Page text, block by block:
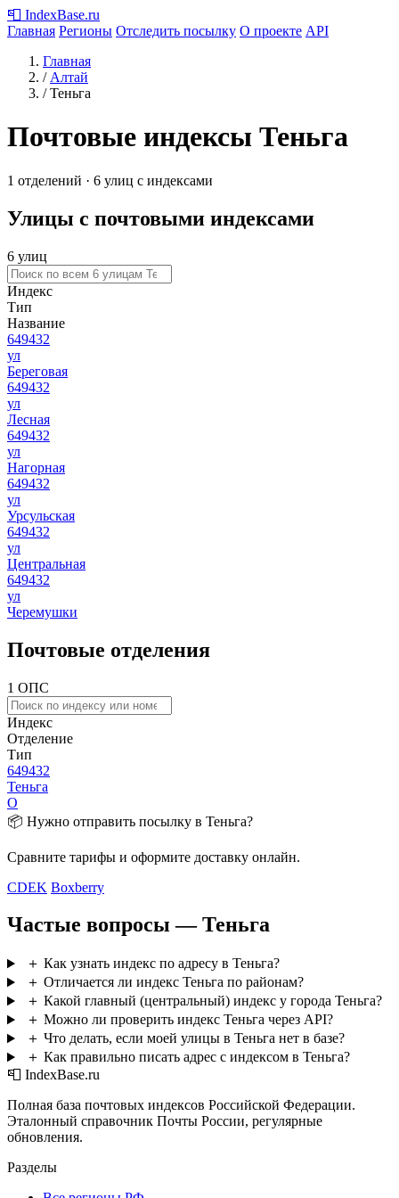
📮 IndexBase.ru
Главная Регионы Отследить посылку О проекте API
Главная
/ Алтай
/ Теньга
Почтовые индексы Теньга
1 отделений · 6 улиц с индексами
Улицы с почтовыми индексами
6 улиц
Индекс
Тип
Название
649432
ул
Береговая
649432
ул
Лесная
649432
ул
Нагорная
649432
ул
Урсульская
649432
ул
Центральная
649432
ул
Черемушки
Почтовые отделения
1 ОПС
Индекс
Отделение
Тип
649432
Теньга
О
📦 Нужно отправить посылку в Теньга?
Сравните тарифы и оформите доставку онлайн.
CDEK Boxberry
Частые вопросы — Теньга
＋ Как узнать индекс по адресу в Теньга?
＋ Отличается ли индекс Теньга по районам?
＋ Какой главный (центральный) индекс у города Теньга?
＋ Можно ли проверить индекс Теньга через API?
＋ Что делать, если моей улицы в Теньга нет в базе?
＋ Как правильно писать адрес с индексом в Теньга?
📮 IndexBase.ru
Полная база почтовых индексов Российской Федерации.
Эталонный справочник Почты России, регулярные
обновления.
Разделы